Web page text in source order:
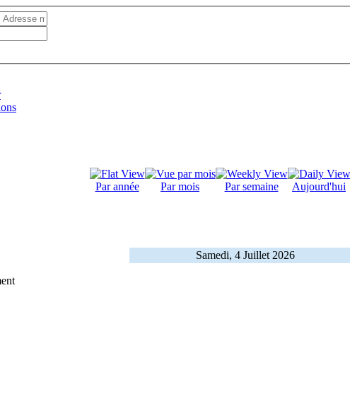
Par année Par mois Par semaine Aujourd'hui
Samedi, 4 Juillet 2026